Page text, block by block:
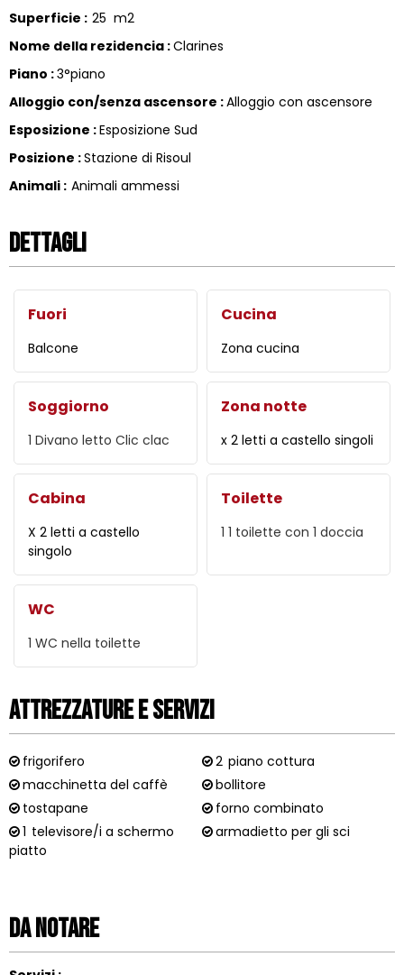
Superficie : 25 m2
Nome della rezidencia :Clarines
Piano :3°piano
Alloggio con/senza ascensore :Alloggio con ascensore
Esposizione :Esposizione Sud
Posizione :Stazione di Risoul
Animali : Animali ammessi
Dettagli
Fuori
Balcone
Cucina
Zona cucina
Soggiorno
1 Divano letto Clic clac
Zona notte
x 2 letti a castello singoli
Cabina
X 2 letti a castello
singolo
Toilette
1 1 toilette con 1 doccia
WC
1 WC nella toilette
Attrezzature e Servizi
frigorifero 2 piano cottura
macchinetta del caffè
bollitore
tostapane
forno combinato
1 televisore/i a schermo
piatto
armadietto per gli sci
Da notare